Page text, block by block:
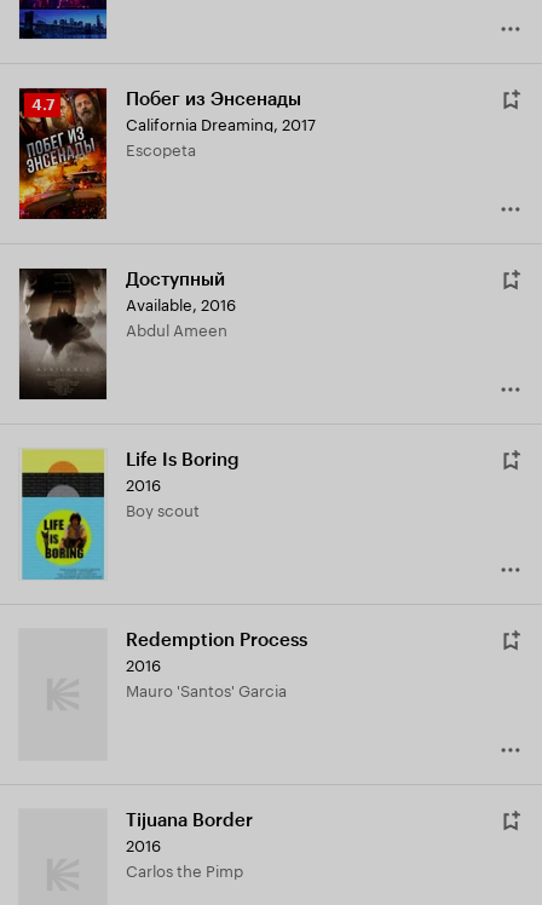
Рейтинг
Кинопоиска
4.7
4.7 Побег из Энсенады
California Dreaming, 2017
Escopeta
Доступный
Available, 2016
Abdul Ameen
Life Is Boring
2016
Boy scout
Redemption Process
2016
Mauro 'Santos' Garcia
Tijuana Border
2016
Carlos the Pimp